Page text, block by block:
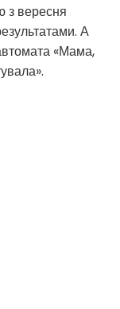
з вересня
А
«Мама,